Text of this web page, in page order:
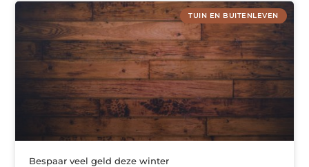
TUIN EN BUITENLEVEN
Bespaar veel geld deze winter